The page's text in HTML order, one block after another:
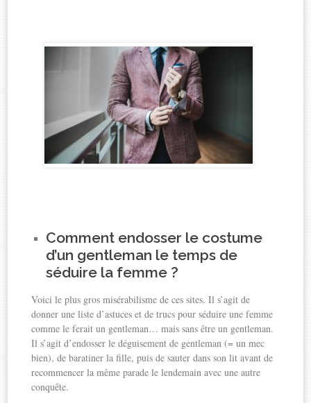
Comment endosser le costume
d’un gentleman le temps de
séduire la femme ?
Voici le plus gros misérabilisme de ces sites. Il s’agit de
donner une liste d’astuces et de trucs pour séduire une femme
comme le ferait un gentleman… mais sans être un gentleman.
Il s’agit d’endosser le déguisement de gentleman (= un mec
bien), de baratiner la fille, puis de sauter dans son lit avant de
recommencer la même parade le lendemain avec une autre
conquête.